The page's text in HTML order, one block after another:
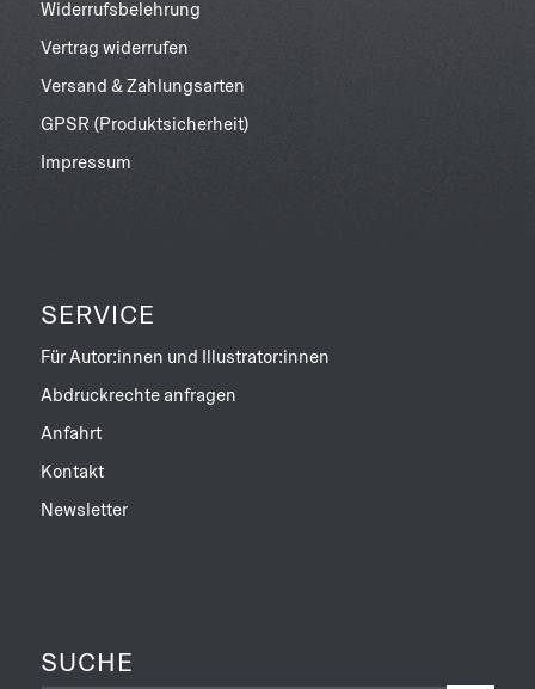
Widerrufsbelehrung
Vertrag widerrufen
Versand & Zahlungsarten
GPSR (Produktsicherheit)
Impressum
SERVICE
Für Autor:innen und Illustrator:innen
Abdruckrechte anfragen
Anfahrt
Kontakt
Newsletter
SUCHE